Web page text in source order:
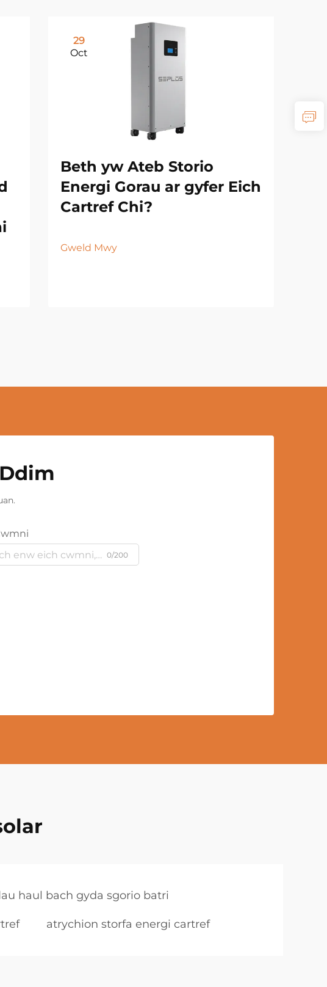
29
Oct
Beth yw Ateb Storio
Energi Gorau ar gyfer Eich
Cartref Chi?
Gweld Mwy
0/200
haul bach gyda sgorio batri
atrychion storfa energi cartref